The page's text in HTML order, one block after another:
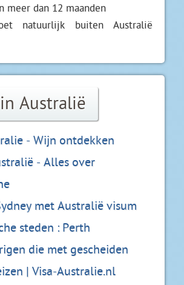
meer dan 12 maanden
natuurlijk buiten Australië
Australië
- Wijn ontdekken
- Alles over
met Australië visum
steden : Perth
die met gescheiden
| Visa-Australie.nl